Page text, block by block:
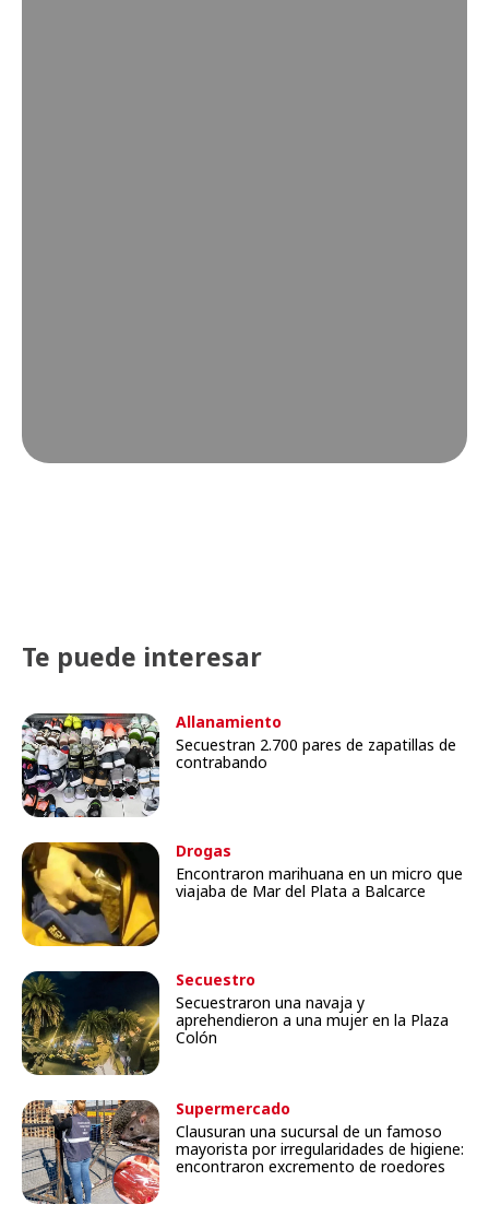
Te puede interesar
Allanamiento
Secuestran 2.700 pares de zapatillas de
contrabando
Drogas
Encontraron marihuana en un micro que
viajaba de Mar del Plata a Balcarce
Secuestro
Secuestraron una navaja y
aprehendieron a una mujer en la Plaza
Colón
Supermercado
Clausuran una sucursal de un famoso
mayorista por irregularidades de higiene:
encontraron excremento de roedores